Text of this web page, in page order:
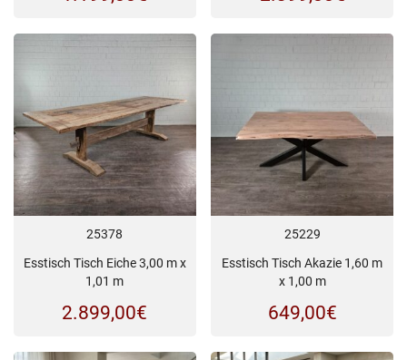
25378
Esstisch Tisch Eiche 3,00 m x
1,01 m
2.899,00€
25229
Esstisch Tisch Akazie 1,60 m
x 1,00 m
649,00€